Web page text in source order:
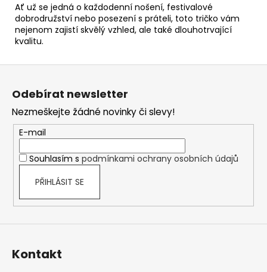
Ať už se jedná o každodenní nošení, festivalové
dobrodružství nebo posezení s práteli, toto tričko vám
nejenom zajistí skvělý vzhled, ale také dlouhotrvající
kvalitu.
Z
Odebírat newsletter
Nezmeškejte žádné novinky či slevy!
E-mail
Souhlasím s podmínkami ochrany osobních údajů
PŘIHLÁSIT SE
Kontakt